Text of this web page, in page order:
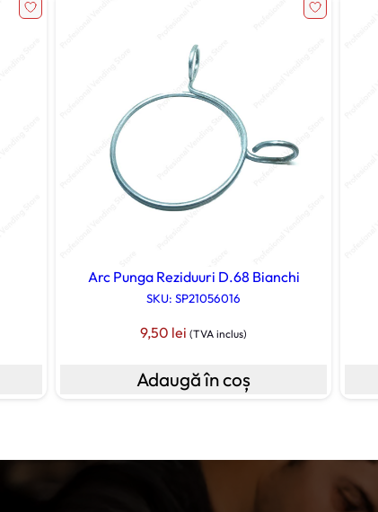
Arc Punga Reziduuri D.68 Bianchi
SKU: SP21056016
9,50 lei (TVA inclus)
Adaugă în coș